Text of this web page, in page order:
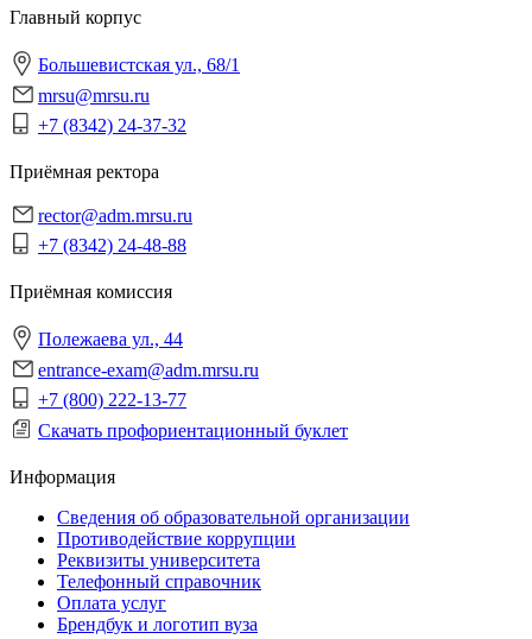
Главный корпус
Большевистская ул., 68/1
mrsu@mrsu.ru
+7 (8342) 24-37-32
Приёмная ректора
rector@adm.mrsu.ru
+7 (8342) 24-48-88
Приёмная комиссия
Полежаева ул., 44
entrance-exam@adm.mrsu.ru
+7 (800) 222-13-77
Скачать профориентационный буклет
Информация
Сведения об образовательной организации
Противодействие коррупции
Реквизиты университета
Телефонный справочник
Оплата услуг
Брендбук и логотип вуза